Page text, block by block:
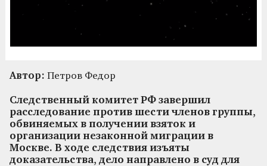
Автор: Петров Федор
Следственный комитет РФ завершил
расследование против шести членов группы,
обвиняемых в получении взяток и
организации незаконной миграции в
Москве. В ходе следствия изъяты
доказательства, дело направлено в суд для